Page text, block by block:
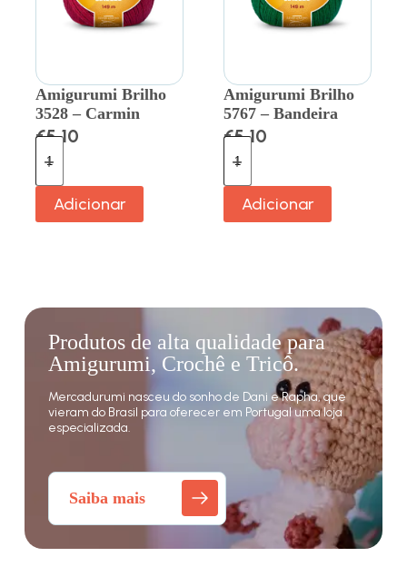
Amigurumi Brilho
3528 – Carmin
€5.10
Adicionar
Amigurumi Brilho
5767 – Bandeira
€5.10
Adicionar
Produtos de alta qualidade para
Amigurumi, Crochê e Tricô.
Mercadurumi nasceu do sonho de Dani e Rapha, que
vieram do Brasil para oferecer em Portugal uma loja
especializada.
Saiba mais